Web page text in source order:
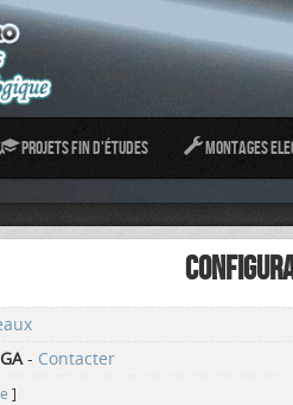
Projets fin d'études Montages
- Contacter
]